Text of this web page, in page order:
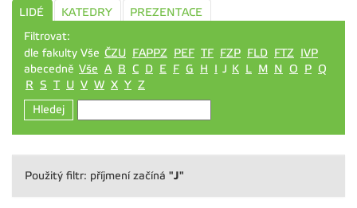
LIDÉ KATEDRY
PREZENTACE
Filtrovat:
dle fakulty Vše ČZU FAPPZ PEF TF FZP FLD FTZ IVP
abecedně Vše A B C D E F G H I J K L M N O P Q
R S T U V W X Y Z
Hledej
Použitý filtr: příjmení začíná "J"